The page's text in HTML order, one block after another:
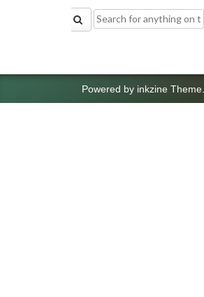
Search
for:
Powered by inkzine Theme